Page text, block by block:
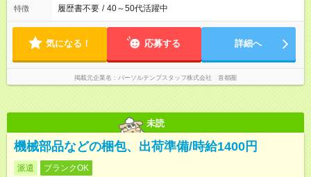
特徴 履歴書不要 / 40～50代活躍中
気になる！ 応募する 詳細へ
掲載元企業名 パーソルテンプスタッフ株式会社 首都圏
未読
機械部品などの梱包、出荷準備/時給1400円
派遣 ブランクOK